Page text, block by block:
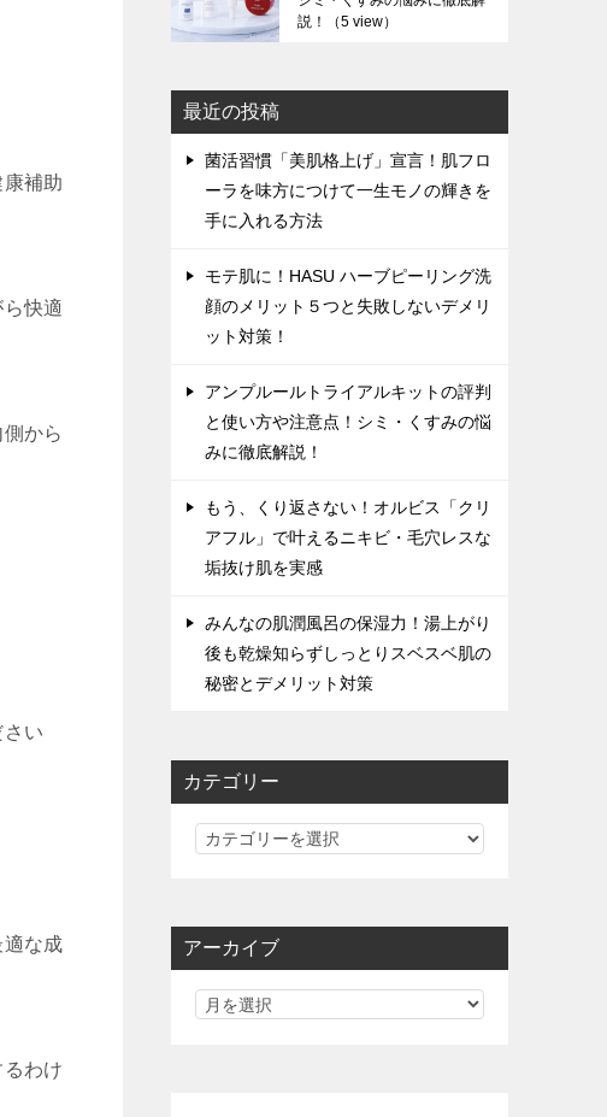
補助
快適
から
い
な成
わけ
説！
（5 view）
最近の投稿
菌活習慣「美肌格上げ」宣言！肌フロ
ーラを味方につけて一生モノの輝きを
手に入れる方法
モテ肌に！HASU ハーブピーリング洗
顔のメリット５つと失敗しないデメリ
ット対策！
アンプルールトライアルキットの評判
と使い方や注意点！シミ・くすみの悩
みに徹底解説！
もう、くり返さない！オルビス「クリ
アフル」で叶えるニキビ・毛穴レスな
垢抜け肌を実感
みんなの肌潤風呂の保湿力！湯上がり
後も乾燥知らずしっとりスベスベ肌の
秘密とデメリット対策
カテゴリー
カ
リ
アーカイブ